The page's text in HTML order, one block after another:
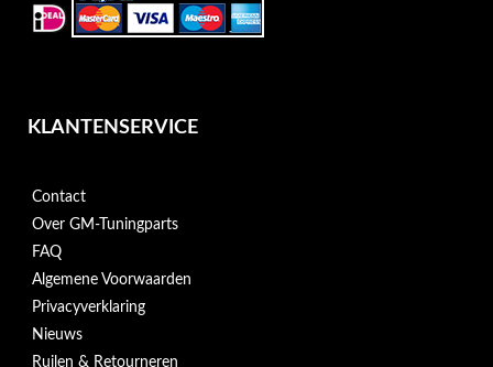
KLANTENSERVICE
Contact
Over GM-Tuningparts
FAQ
Algemene Voorwaarden
Privacyverklaring
Nieuws
Ruilen & Retourneren